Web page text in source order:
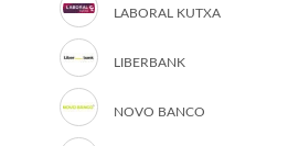
LABORAL KUTXA
LIBERBANK
NOVO BANCO